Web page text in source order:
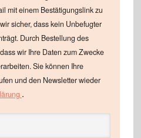
mit einem Bestätigungslink zu
sicher, dass kein Unbefugter
Durch Bestellung des
wir Ihre Daten zum Zwecke
Sie können Ihre
und den Newsletter wieder
.